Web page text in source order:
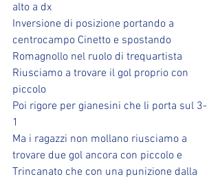
alto a dx
Inversione di posizione portando a
centrocampo Cinetto e spostando
Romagnollo nel ruolo di trequartista
Riusciamo a trovare il gol proprio con
piccolo
Poi rigore per gianesini che li porta sul 3-
1
Ma i ragazzi non mollano riusciamo a
trovare due gol ancora con piccolo e
Trincanato che con una punizione dalla